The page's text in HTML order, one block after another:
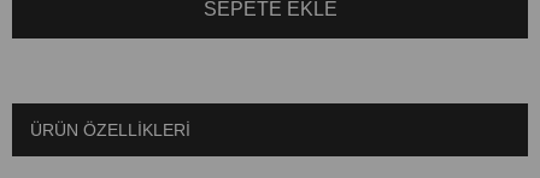
ÜRÜN ÖZELLIKLERI